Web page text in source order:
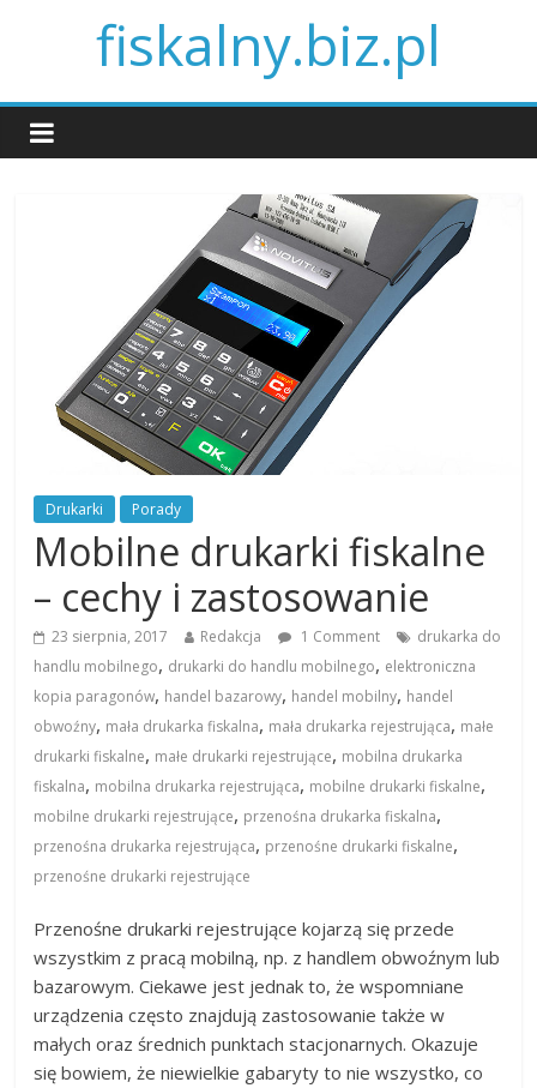
fiskalny.biz.pl
Drukarki Porady
Mobilne drukarki fiskalne
– cechy i zastosowanie
23 sierpnia, 2017 Redakcja 1 Comment
drukarka do
handlu mobilnego, drukarki do handlu mobilnego, elektroniczna
kopia paragonów, handel bazarowy, handel mobilny, handel
obwoźny, mała drukarka fiskalna, mała drukarka rejestrująca, małe
drukarki fiskalne, małe drukarki rejestrujące, mobilna drukarka
fiskalna, mobilna drukarka rejestrująca, mobilne drukarki fiskalne,
mobilne drukarki rejestrujące, przenośna drukarka fiskalna,
przenośna drukarka rejestrująca, przenośne drukarki fiskalne,
przenośne drukarki rejestrujące
Przenośne drukarki rejestrujące kojarzą się przede
wszystkim z pracą mobilną, np. z handlem obwoźnym lub
bazarowym. Ciekawe jest jednak to, że wspomniane
urządzenia często znajdują zastosowanie także w
małych oraz średnich punktach stacjonarnych. Okazuje
się bowiem, że niewielkie gabaryty to nie wszystko, co